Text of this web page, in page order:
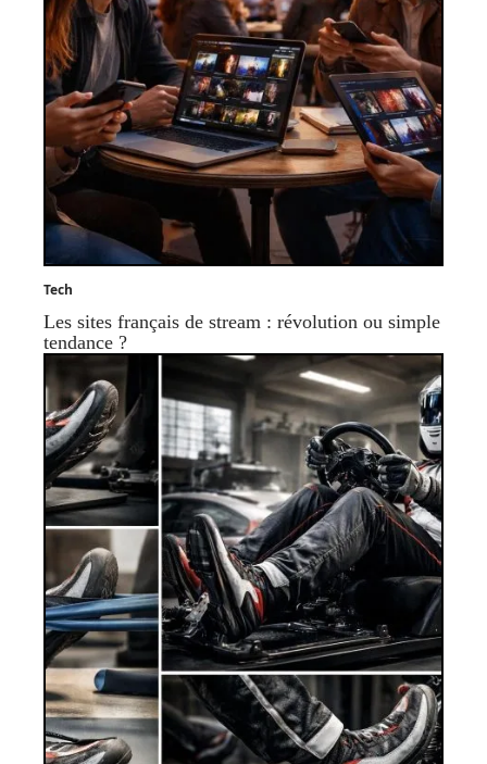
Tech
Les sites français de stream : révolution ou simple
tendance ?